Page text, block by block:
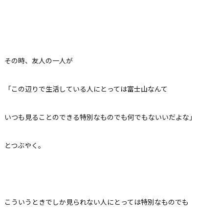
その時、友人の一人が
「この辺りで生活している人にとっては富士山なんて
いつも見ることのできる特別なものでも何でもないいだよな」
とつぶやく。
こういうときでしか見られない人にとっては特別なものでも